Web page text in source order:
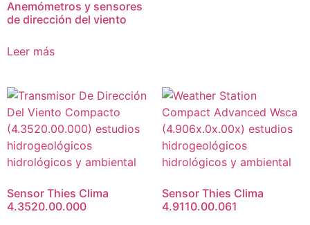
Anemómetros y sensores
de dirección del viento
Leer más
Sensor Thies Clima
4.3520.00.000
Sensor Thies Clima
4.9110.00.061